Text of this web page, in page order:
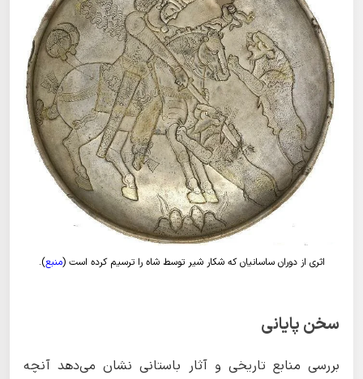
اثری از دوران ساسانیان که شکار شیر توسط شاه را ترسیم کرده است (منبع).
سخن پایانی
بررسی منابع تاریخی و آثار باستانی نشان می‌دهد آنچه